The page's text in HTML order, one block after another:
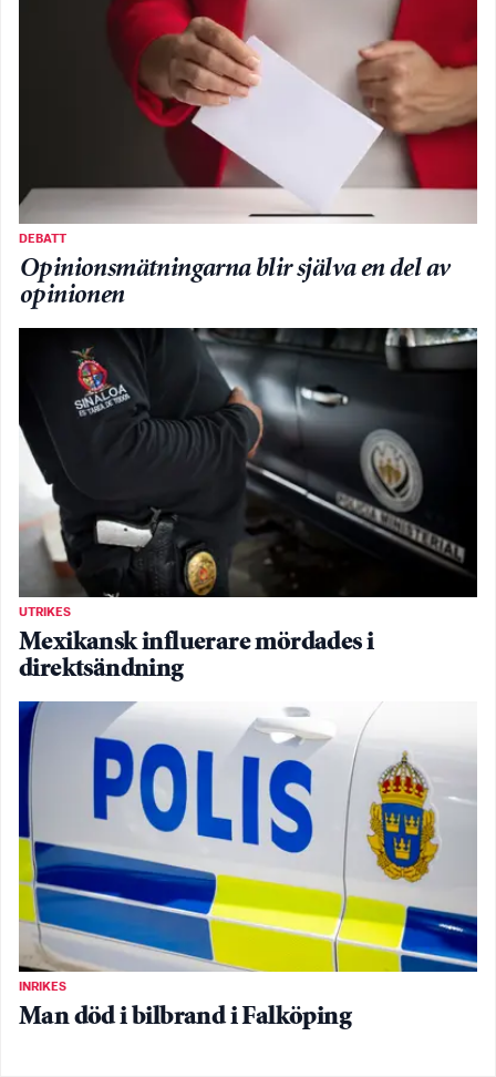
DEBATT
Opinionsmätningarna blir själva en del av
opinionen
UTRIKES
Mexikansk influerare mördades i
direktsändning
INRIKES
Man död i bilbrand i Falköping